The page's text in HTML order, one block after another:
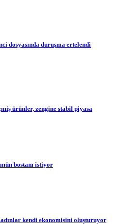
dosyasında duruşma ertelendi
ürünler, zengine stabil piyasa
bostanı istiyor
kendi ekonomisini oluşturuyor